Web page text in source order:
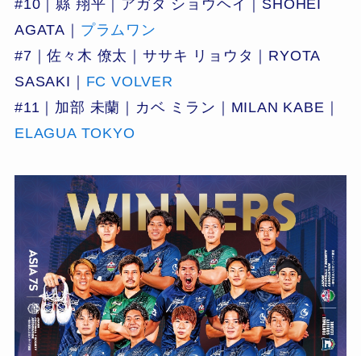
#10｜縣 翔平｜アガタ ショウヘイ｜SHOHEI
AGATA｜ プラムワン
#7｜佐々木 僚太｜ササキ リョウタ｜RYOTA
SASAKI｜ FC VOLVER
#11｜加部 未蘭｜カベ ミラン｜MILAN KABE｜
ELAGUA TOKYO